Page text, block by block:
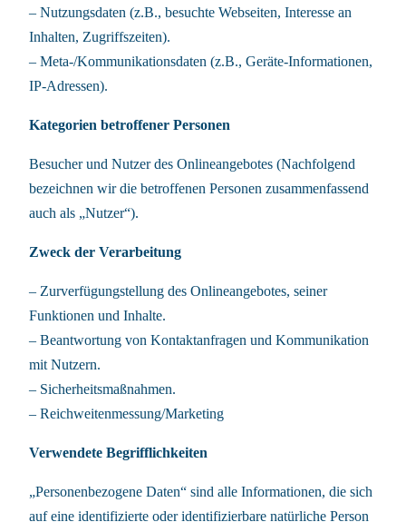
– Nutzungsdaten (z.B., besuchte Webseiten, Interesse an
Inhalten, Zugriffszeiten).
– Meta-/Kommunikationsdaten (z.B., Geräte-Informationen,
IP-Adressen).
Kategorien betroffener Personen
Besucher und Nutzer des Onlineangebotes (Nachfolgend
bezeichnen wir die betroffenen Personen zusammenfassend
auch als „Nutzer“).
Zweck der Verarbeitung
– Zurverfügungstellung des Onlineangebotes, seiner
Funktionen und Inhalte.
– Beantwortung von Kontaktanfragen und Kommunikation
mit Nutzern.
– Sicherheitsmaßnahmen.
– Reichweitenmessung/Marketing
Verwendete Begrifflichkeiten
„Personenbezogene Daten“ sind alle Informationen, die sich
auf eine identifizierte oder identifizierbare natürliche Person